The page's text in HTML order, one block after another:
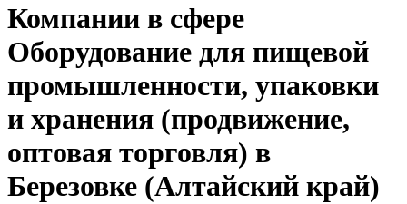
Компании в сфере
Оборудование для пищевой
промышленности, упаковки
и хранения (продвижение,
оптовая торговля) в
Березовке (Алтайский край)